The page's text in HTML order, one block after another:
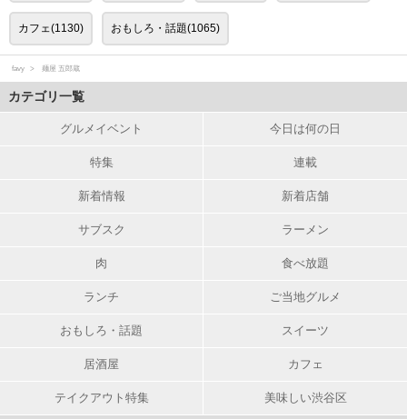
カフェ(1130) おもしろ・話題(1065)
favy 麺屋 五郎蔵
カテゴリ一覧
グルメイベント 今日は何の日
特集 連載
新着情報 新着店舗
サブスク ラーメン
肉 食べ放題
ランチ ご当地グルメ
おもしろ・話題 スイーツ
居酒屋 カフェ
テイクアウト特集 美味しい渋谷区